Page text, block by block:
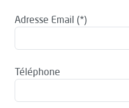
Adresse Email
Téléphone